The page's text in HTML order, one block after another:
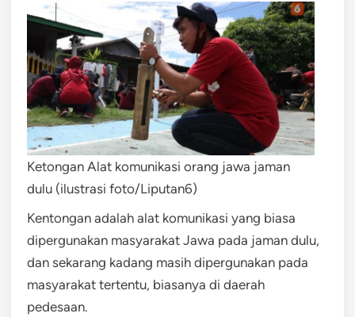
Ketongan Alat komunikasi orang jawa jaman
dulu (ilustrasi foto/Liputan6)
Kentongan adalah alat komunikasi yang biasa
dipergunakan masyarakat Jawa pada jaman dulu,
dan sekarang kadang masih dipergunakan pada
masyarakat tertentu, biasanya di daerah
pedesaan.